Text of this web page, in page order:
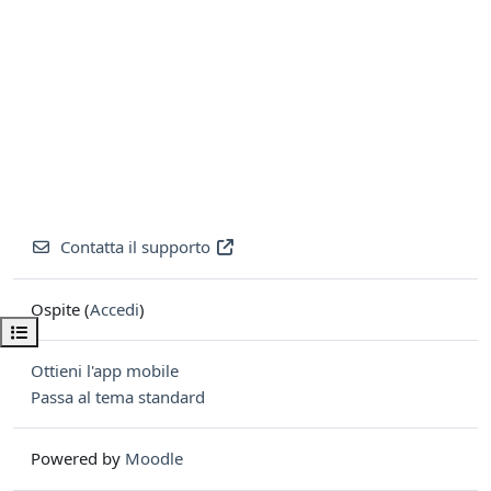
Apri indice del corso
Contatta il supporto
Ospite (Accedi)
Ottieni l'app mobile
Passa al tema standard
Powered by Moodle